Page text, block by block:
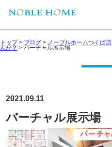
トップ> ブログ > ノーブルホームつくば店
んか？ > バーチャル展示場
2021.09.11
バーチャル展示場